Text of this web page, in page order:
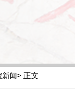
新闻> 正文